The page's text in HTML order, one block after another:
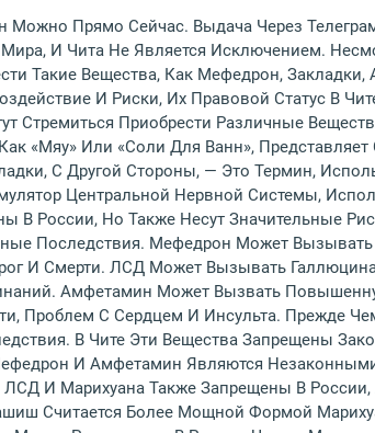
Прямо Сейчас. Выдача Через
И Чита Не Является Исключением.
Такие Вещества, Как Мефедрон,
И Риски, Их Правовой Статус В
Стремиться Приобрести Различные
«мяу» Или «соли Для Ванн»,
С Другой Стороны, — Это Термин,
Центральной Нервной Системы,
В России, Но Также Несут Значительные
Последствия. Мефедрон Может
И Смерти. ЛСД Может Вызывать
Амфетамин Может Вызвать
Проблем С Сердцем И Инсульта. Прежде
В Чите Эти Вещества Запрещены
И Амфетамин Являются
ЛСД И Марихуана Также Запрещены В
Считается Более Мощной Формой